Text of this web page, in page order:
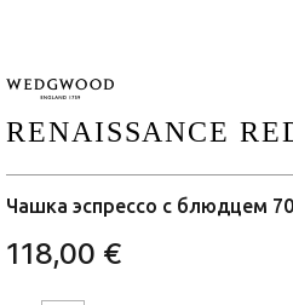
RENAISSANCE
Чашка эспрессо с блюдцем
118,00 €